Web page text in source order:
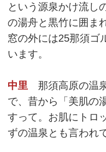
という源泉かけ流し
の湯舟と黒竹に囲ま
窓の外には25那須ゴ
います。
中里 那須高原の温
で、昔から「美肌の
すって。お肌にトロ
ずの温泉とも言われ